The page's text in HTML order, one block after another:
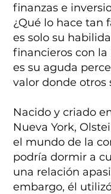
finanzas e
¿Qué lo hace tan
es solo su
financieros con
es su aguda
valor donde otros
Nacido y criado
Nueva York,
el mundo de la
podría dormir a
una relación
embargo, él